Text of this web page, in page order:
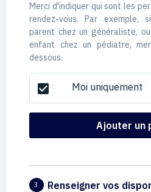
Merci d'indiquer qui sont les
rendez-vous. Par exemple,
parent chez un généraliste,
enfant chez un pédiatre,
dessous.
check_box Moi uniquement
Ajouter un
3 Renseigner vos